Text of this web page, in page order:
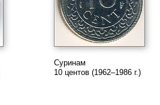
Суринам
10 центов (1962–1986 г.)